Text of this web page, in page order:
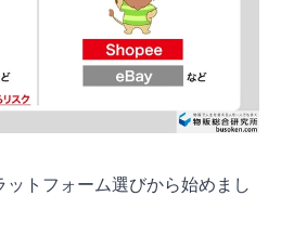
ットフォーム選びから始めまし